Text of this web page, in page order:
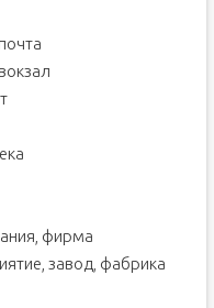
фирма
завод, фабрика